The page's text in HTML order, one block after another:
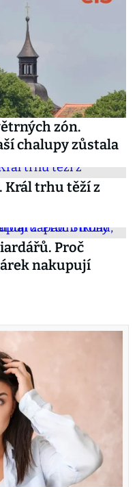
zón.
chalupy zůstala
Král trhu těží z
Proč
nakupují